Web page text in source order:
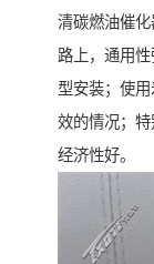
清碳燃油催
路上，通用
型安装；使
效的情况；
经济性好。